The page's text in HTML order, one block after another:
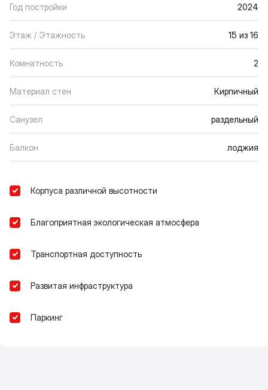
Год постройки 2024
Этаж / Этажность 15 из 16
Комнатность 2
Материал стен Кирпичный
Санузел раздельный
Балкон лоджия
Корпуса различной высотности
Благоприятная экологическая атмосфера
Транспортная доступность
Развитая инфраструктура
Паркинг